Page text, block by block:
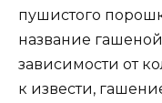
пушистого
название
зависимости от
к извести,